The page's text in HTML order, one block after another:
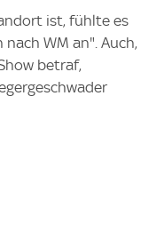
ist, fühlte es
WM an". Auch,
betraf,